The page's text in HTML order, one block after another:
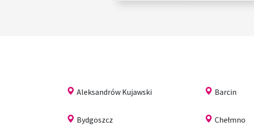
Aleksandrów Kujawski Barcin
Bydgoszcz Chełmno